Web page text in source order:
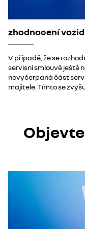
zhodnocení
V případě, že se
servisní smlouvě ještě
nevyčerpaná část
majitele. Tímto se